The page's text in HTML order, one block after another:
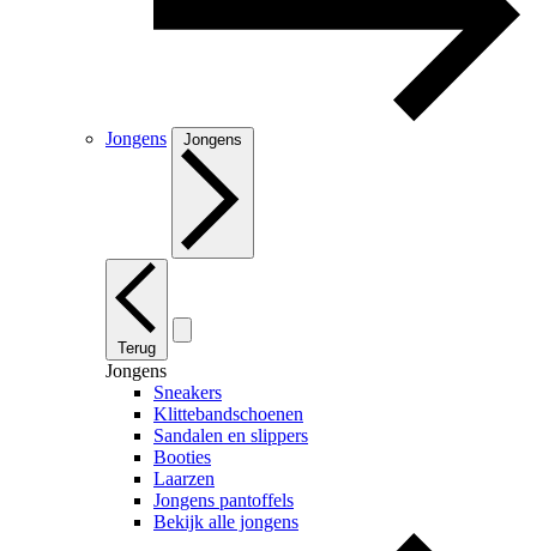
Jongens Jongens
Terug
Jongens
Sneakers
Klittebandschoenen
Sandalen en slippers
Booties
Laarzen
Jongens pantoffels
Bekijk alle jongens